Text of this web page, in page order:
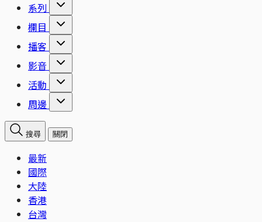
系列
欄目
播客
影音
活動
周邊
搜尋 關閉
最新
國際
大陸
香港
台灣